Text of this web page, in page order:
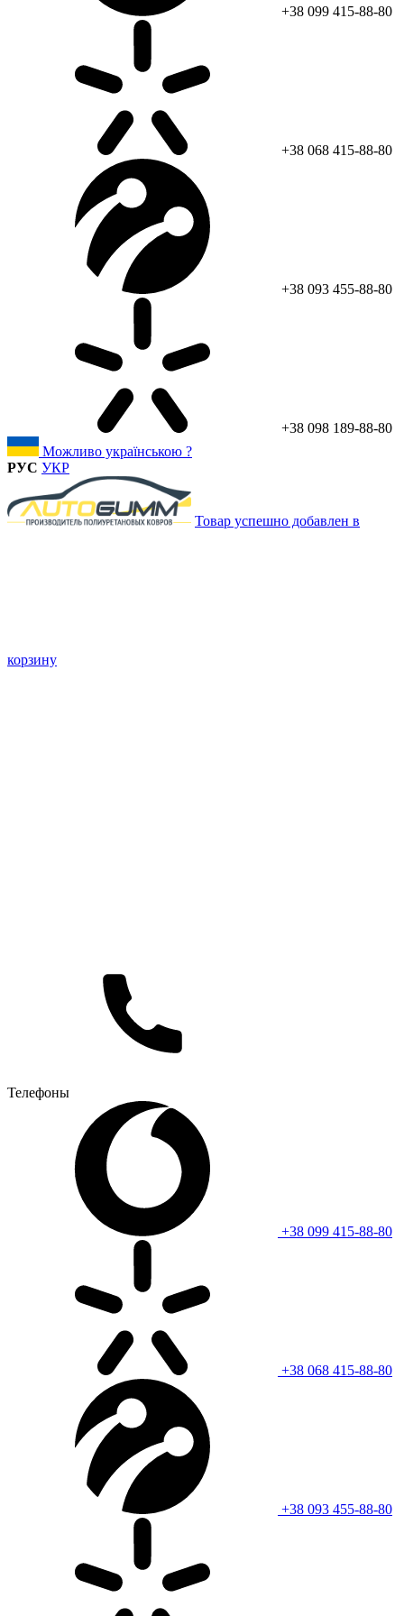
+38 099 415-88-80
+38 068 415-88-80
+38 093 455-88-80
+38 098 189-88-80
Можливо українською ?
РУС УКР
Товар успешно добавлен в
корзину
Телефоны
+38 099 415-88-80
+38 068 415-88-80
+38 093 455-88-80